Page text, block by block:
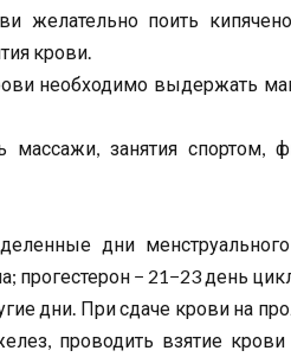
желательно поить
крови.
необходимо выдержать
массажи, занятия спортом,
дни
прогестерон − 21−23 день
дни. При сдаче крови на
проводить взятие крови